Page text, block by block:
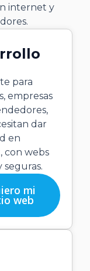
internet y
para
empresas
dar
en
con webs
seguras.
mi
web